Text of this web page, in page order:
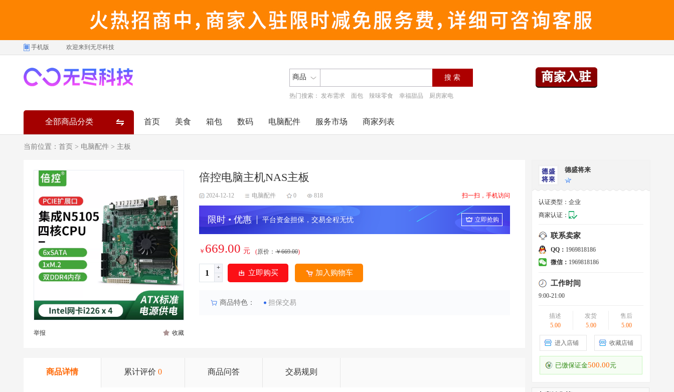
手机版 欢迎来到无尽科技
商品
热门搜索： 发布需求 面包 辣味零食 幸福甜品 厨房家电
全部商品分类 首页 美食 箱包 数码 电脑配件 服务市场 商家列表
当前位置： 首页 > 电脑配件 > 主板
举报 收藏
倍控电脑主机NAS主板
2024-12-12 电脑配件 0 818 扫一扫，手机访问
限时 • 优惠 平台资金担保，交易全程无忧 立即抢购
￥ 669.00 元 (原价： ￥669.00)
+
-
立即购买 加入购物车
商品特色： 担保交易
商品详情 累计评价 0 商品问答 交易规则
德盛将来
认证类型： 企业
商家认证：
联系卖家
QQ： 1969818186
微信： 1969818186
工作时间
9:00-21:00
描述
5.00
发货
5.00
售后
5.00
进入店铺 收藏店铺
已缴保证金500.00元